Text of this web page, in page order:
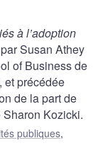
à l’adoption
Susan Athey
of Business de
et précédée
de la part de
Kozicki.
publiques,